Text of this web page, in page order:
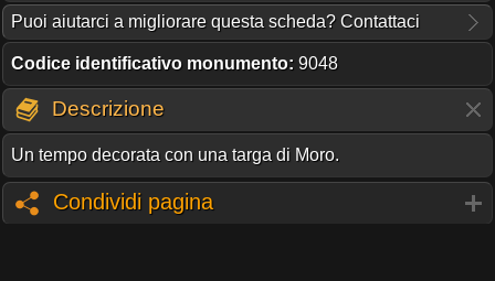
Puoi aiutarci a migliorare questa scheda? Contattaci
Codice identificativo monumento: 9048
Descrizione
Un tempo decorata con una targa di Moro.
Condividi pagina